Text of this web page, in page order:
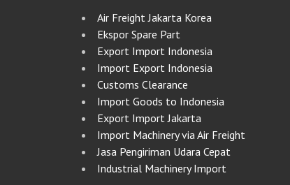
Air Freight Jakarta Korea
Ekspor Spare Part
Export Import Indonesia
Import Export Indonesia
Customs Clearance
Import Goods to Indonesia
Export Import Jakarta
Import Machinery via Air Freight
Jasa Pengiriman Udara Cepat
Industrial Machinery Import